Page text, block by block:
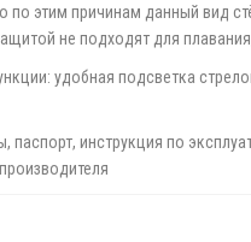
по этим причинам данный вид
не подходят для
удобная подсветка
паспорт, инструкция по